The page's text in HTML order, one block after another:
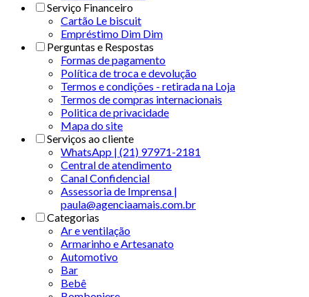
Serviço Financeiro
Cartão Le biscuit
Empréstimo Dim Dim
Perguntas e Respostas
Formas de pagamento
Política de troca e devolução
Termos e condições - retirada na Loja
Termos de compras internacionais
Politica de privacidade
Mapa do site
Serviços ao cliente
WhatsApp | (21) 97971-2181
Central de atendimento
Canal Confidencial
Assessoria de Imprensa |
paula@agenciaamais.com.br
Categorias
Ar e ventilação
Armarinho e Artesanato
Automotivo
Bar
Bebê